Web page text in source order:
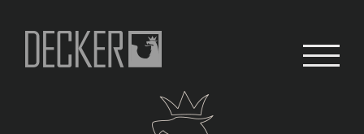
Inhalt
springen